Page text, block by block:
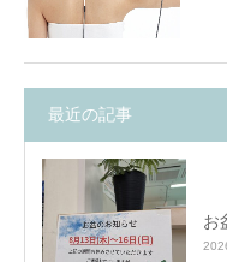
最近の記事
お